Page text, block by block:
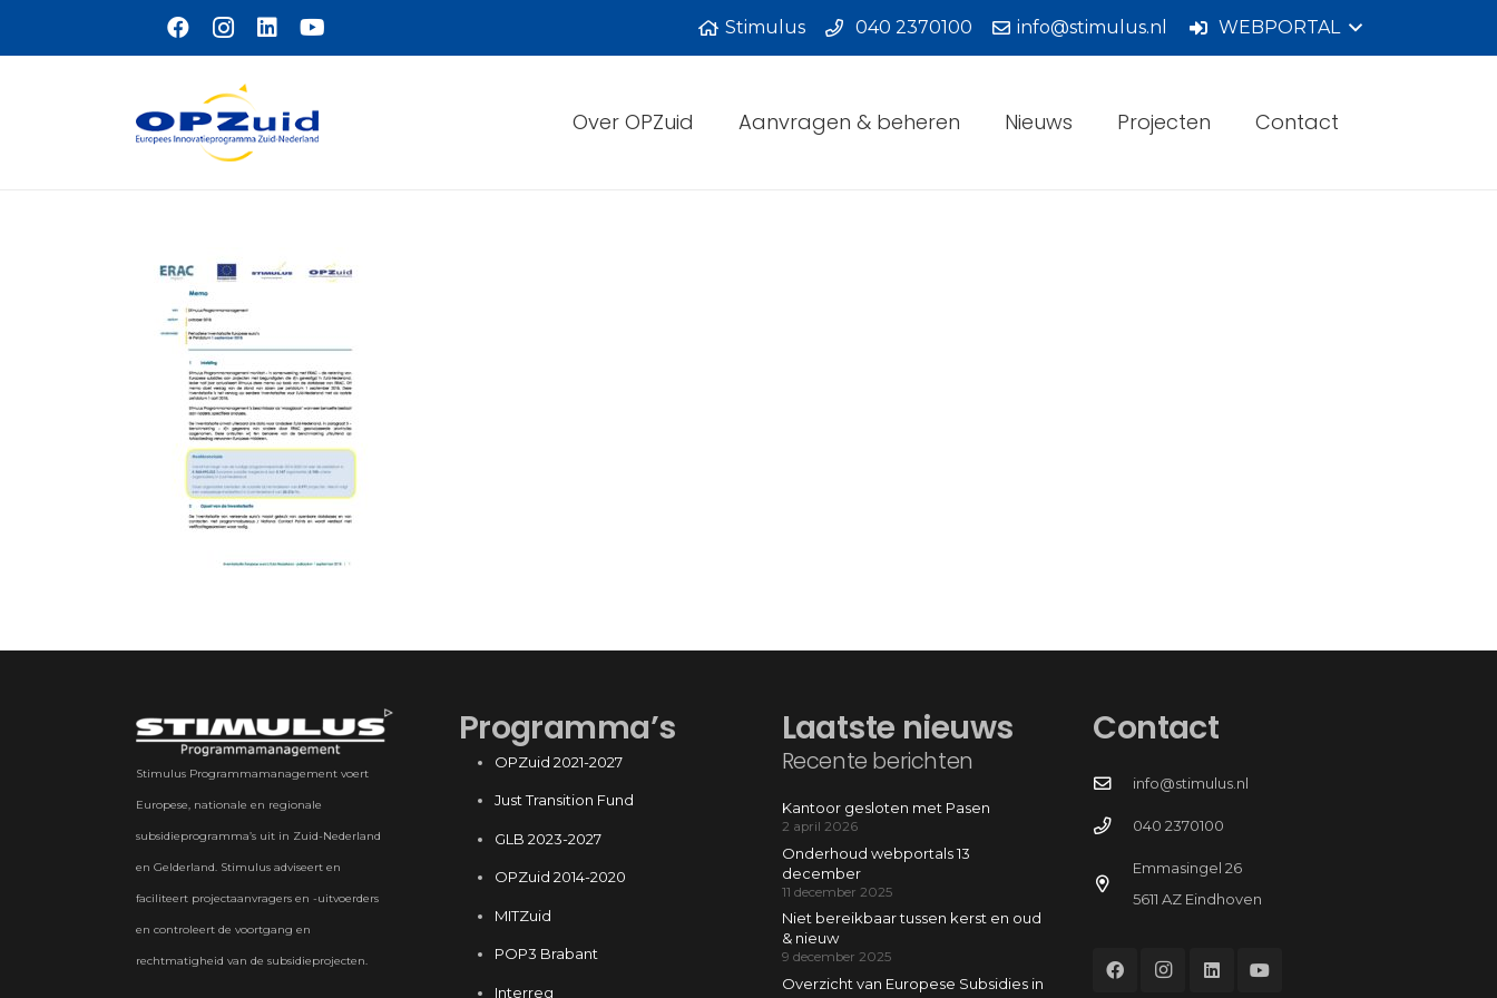
Naar hoofdinhoud
Stimulus 040 2370100 info@stimulus.nl WEBPORTAL
Over OPZuid Aanvragen & beheren Nieuws Projecten Contact
Stimulus Programmamanagement voert
Europese, nationale en regionale
subsidieprogramma’s uit in Zuid-Nederland
en Gelderland. Stimulus adviseert en
faciliteert projectaanvragers en -uitvoerders
en controleert de voortgang en
rechtmatigheid van de subsidieprojecten.
Programma’s
OPZuid 2021-2027
Just Transition Fund
GLB 2023-2027
OPZuid 2014-2020
MITZuid
POP3 Brabant
Interreg
Laatste nieuws
Recente berichten
Kantoor gesloten met Pasen
2 april 2026
Onderhoud webportals 13
december
11 december 2025
Niet bereikbaar tussen kerst en oud
& nieuw
9 december 2025
Overzicht van Europese Subsidies in
Contact
info@stimulus.nl
040 2370100
Emmasingel 26
5611 AZ Eindhoven